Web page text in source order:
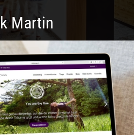
Martin
und Ferienwohnung